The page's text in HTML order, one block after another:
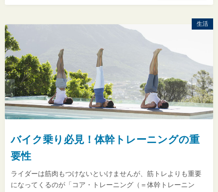
生活
バイク乗り必見！体幹トレーニングの重
要性
ライダーは筋肉もつけないといけませんが、筋トレよりも重要
になってくるのが「コア・トレーニング（＝体幹トレーニン